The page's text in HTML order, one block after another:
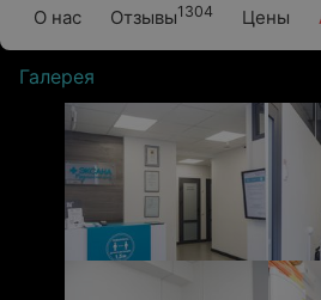
О нас Отзывы1304 Цены
Галерея